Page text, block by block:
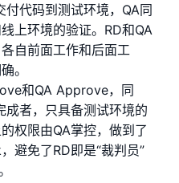
付代码到测试环境，QA同
上环境的验证。RD和QA
自前面工作和后面工
。
和QA Approve，同
成者，只具备测试环境的
权限由QA掌控，做到了
避免了RD即是“裁判员”